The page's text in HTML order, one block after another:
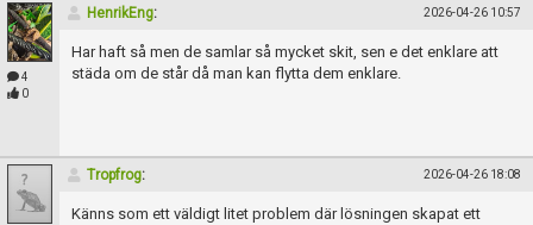
4
0
HenrikEng: 2026-04-26 10:57
Har haft så men de samlar så mycket skit, sen e det enklare att
städa om de står då man kan flytta dem enklare.
Tropfrog: 2026-04-26 18:08
Känns som ett väldigt litet problem där lösningen skapat ett